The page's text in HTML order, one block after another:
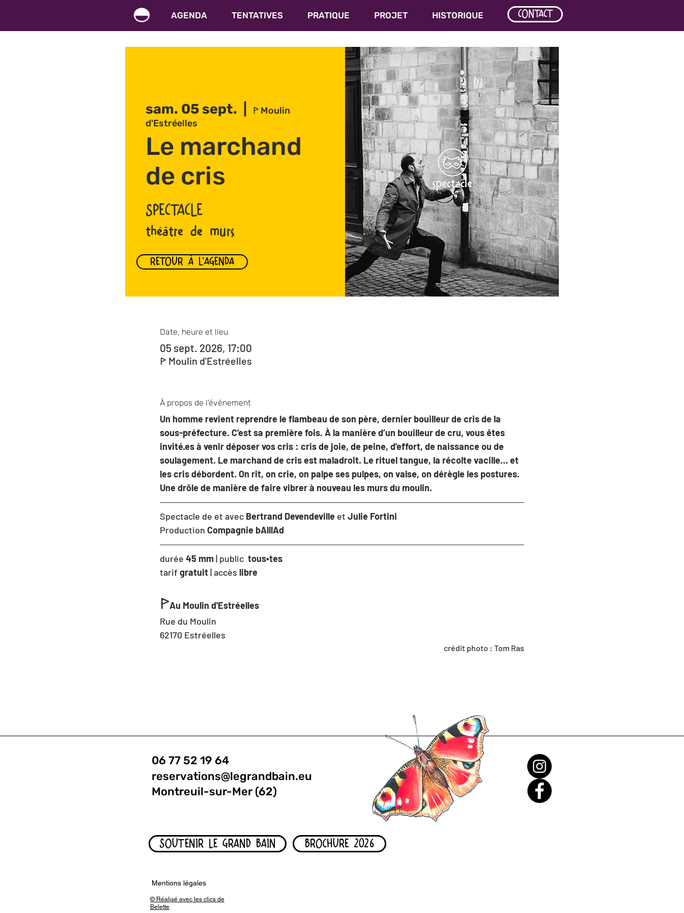
AGENDA TENTATIVES PRATIQUE PROJET HISTORIQUE CONTACT
sam. 05 sept.
ꚰ Moulin
d'Estréelles
Le marchand
de cris
SPECTACLE
théâtre de murs
Date, heure et lieu
05 sept. 2026, 17:00
ꚰ Moulin d'Estréelles
À propos de l'événement
Un homme revient reprendre le flambeau de son père, dernier bouilleur de cris de la
sous-préfecture. C’est sa première fois. À la manière d’un bouilleur de cru, vous êtes
invité·es à venir déposer vos cris : cris de joie, de peine, d'effort, de naissance ou de
soulagement. Le marchand de cris est maladroit. Le rituel tangue, la récolte vacille… et
les cris débordent. On rit, on crie, on palpe ses pulpes, on valse, on dérègle les postures.
Une drôle de manière de faire vibrer à nouveau les murs du moulin.
Spectacle de et avec Bertrand Devendeville et Julie Fortini
Production Compagnie bAlllAd
durée 45 mm | public tous•tes
tarif gratuit | accès libre
ꚰAu Moulin d'Estréelles
Rue du Moulin
62170 Estréelles
crédit photo : Tom Ras
RETOUR À L'AGENDA
06 77 52 19 64
reservations@legrandbain.eu
Montreuil-sur-Mer (62)
SOUTENIR LE GRAND BAIN BROCHURE 2026
Mentions légales
© Réalisé avec les clics de
Belette